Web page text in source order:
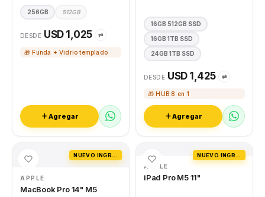
256GB 512GB
DESDE USD 1,025 ⇄
🎁 Funda + Vidrio templado
Agregar
16GB 512GB SSD
16GB 1TB SSD
24GB 1TB SSD
DESDE USD 1,425 ⇄
🎁 HUB 8 en 1
Agregar
APPLE
MacBook Pro 14" M5
APPLE
iPad Pro M5 11"